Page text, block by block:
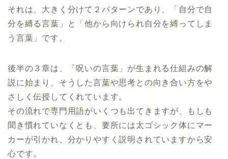
それは、大きく分けて２パターンであり、「自分で自
分を縛る言葉」と「他から向けられ自分を縛ってしま
う言葉」です。
後半の３章は、「呪いの言葉」が生まれる仕組みの解
説に始まり、そうした言葉や思考との向き合い方をや
さしく伝授してくれています。
その流れで専門用語がいくつも出てきますが、もしも
聞き慣れていなくとも、要所には太ゴシック体にマー
カーが引かれ、分かりやすく説明されていますから安
心です。